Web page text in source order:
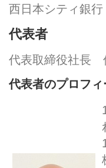
西日本シティ銀
代表者
代表取締役社長
代表者のプロフィ